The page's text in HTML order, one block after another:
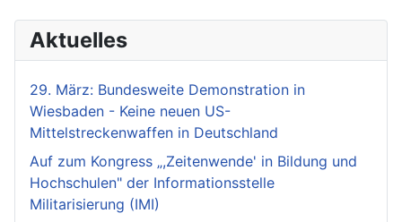
Aktuelles
29. März: Bundesweite Demonstration in
Wiesbaden - Keine neuen US-
Mittelstreckenwaffen in Deutschland
Auf zum Kongress „,Zeitenwende' in Bildung und
Hochschulen" der Informationsstelle
Militarisierung (IMI)